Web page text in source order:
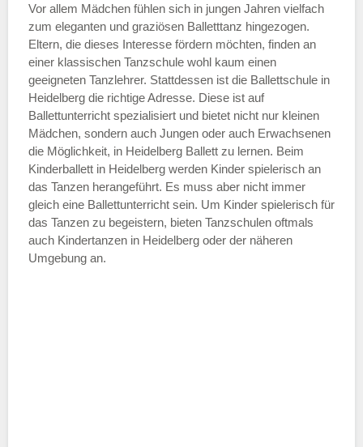
ÖFFNUNGSZEITEN HINZUFÜGEN
Freitag
—
ÖFFNUNGSZEITEN HINZUFÜGEN
Samstag
Vor allem Mädchen fühlen sich in jungen Jahren vielfach
zum eleganten und graziösen Balletttanz hingezogen.
Eltern, die dieses Interesse fördern möchten, finden an
einer klassischen Tanzschule wohl kaum einen
geeigneten Tanzlehrer. Stattdessen ist die Ballettschule in
Heidelberg die richtige Adresse. Diese ist auf
Ballettunterricht spezialisiert und bietet nicht nur kleinen
Mädchen, sondern auch Jungen oder auch Erwachsenen
die Möglichkeit, in Heidelberg Ballett zu lernen. Beim
Kinderballett in Heidelberg werden Kinder spielerisch an
das Tanzen herangeführt. Es muss aber nicht immer
gleich eine Ballettunterricht sein. Um Kinder spielerisch für
das Tanzen zu begeistern, bieten Tanzschulen oftmals
auch Kindertanzen in Heidelberg oder der näheren
Umgebung an.